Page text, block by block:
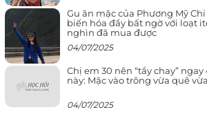
Gu ăn mặc của Phương Mỹ
biến hóa đầy bất ngờ với loạt
nghìn đã mua được
04/07/2025
Chị em 30 nên “tẩy chay”
này: Mặc vào trông vừa quê
04/07/2025